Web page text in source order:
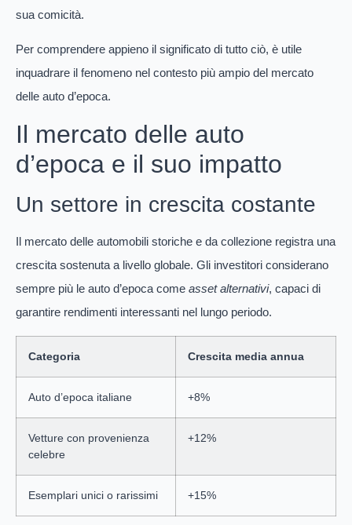
sua comicità.
Per comprendere appieno il significato di tutto ciò, è utile
inquadrare il fenomeno nel contesto più ampio del mercato
delle auto d’epoca.
Il mercato delle auto
d’epoca e il suo impatto
Un settore in crescita costante
Il mercato delle automobili storiche e da collezione registra una
crescita sostenuta a livello globale. Gli investitori considerano
sempre più le auto d’epoca come asset alternativi, capaci di
garantire rendimenti interessanti nel lungo periodo.
Categoria Crescita media annua
Auto d’epoca italiane +8%
Vetture con provenienza
celebre
+12%
Esemplari unici o rarissimi +15%